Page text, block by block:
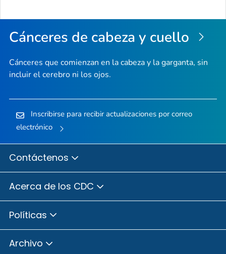
Cánceres de cabeza y cuello
Cánceres que comienzan en la cabeza y la garganta, sin
incluir el cerebro ni los ojos.
Inscribirse para recibir actualizaciones por correo
electrónico
Contáctenos
Acerca de los CDC
Políticas
Archivo